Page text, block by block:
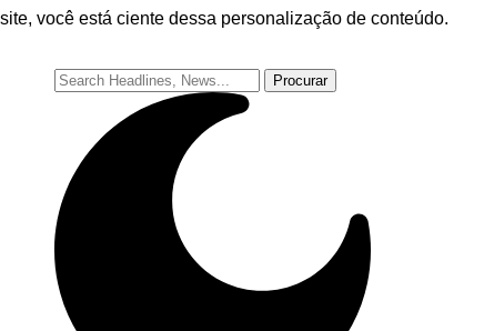
você está ciente dessa personalização de conteúdo.